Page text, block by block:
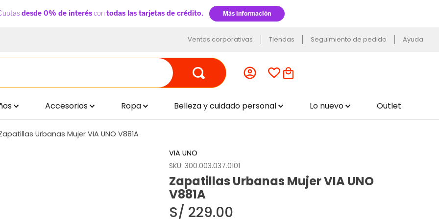
Ventas corporativas Tiendas Seguimiento de pedido Ayuda
Accesorios Ropa Belleza y cuidado personal Lo nuevo Outlet
Urbanas Mujer VIA UNO V881A
VIA UNO
SKU: 300.003.037.0101
Zapatillas Urbanas Mujer VIA UNO
V881A
S/ 229.00